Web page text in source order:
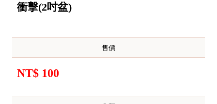
衝擊(2吋盆)
售價
NT$ 100